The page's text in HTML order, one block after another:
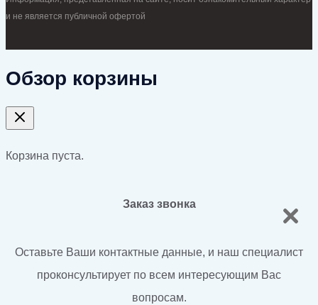
и не является публичной офертой
Обзор корзины
Корзина пуста.
Заказ звонка
Оставьте Ваши контактные данные, и наш специалист
проконсультирует по всем интересующим Вас
вопросам.